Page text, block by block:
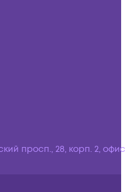
просп., 28, корп. 2,